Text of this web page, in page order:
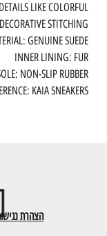
LIKE COLORFUL
STITCHING.
GENUINE SUEDE.
INNER LINING: FUR
NON-SLIP RUBBER.
KAIA SNEAKERS
הצהרת